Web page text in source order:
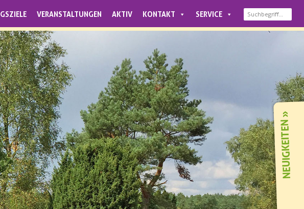
VERANSTALTUNGEN AKTIV KONTAKT SERVICE
NEUIGKEITEN